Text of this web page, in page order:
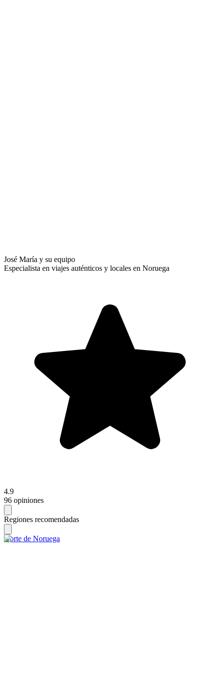
José María y su equipo
Especialista en viajes auténticos y locales en Noruega
4.9
96 opiniones
Regiones recomendadas
Norte de Noruega